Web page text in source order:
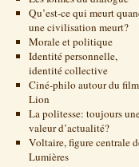
Qu’est-ce qui meurt
une civilisation meurt?
Morale et politique
Identité personnelle,
identité collective
Ciné-philo autour du
Lion
La politesse: toujours
valeur d’actualité?
Voltaire, figure centrale
Lumières